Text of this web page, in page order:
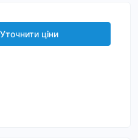
Уточнити ціни